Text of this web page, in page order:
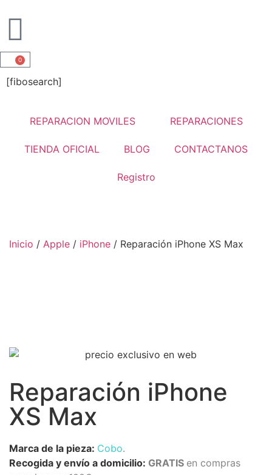
0
[fibosearch]
REPARACION MOVILES REPARACIONES
TIENDA OFICIAL BLOG CONTACTANOS
Registro
Inicio / Apple / iPhone / Reparación iPhone XS Max
Reparación iPhone
XS Max
Marca de la pieza: Cobo.
Recogida y envío a domicilio: GRATIS en compras